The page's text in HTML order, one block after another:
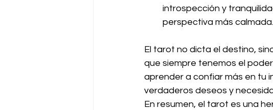
introspección y
perspectiva más calmada.
El tarot no dicta el destino,
que siempre tenemos el
aprender a confiar más en tu
verdaderos deseos y
En resumen, el tarot es una